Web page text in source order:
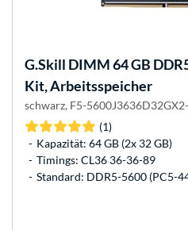
G.Skill DIMM 64 GB
Kit, Arbeitsspeicher
schwarz, F5-
(1)
Kapazität: 64 GB (2x 32 GB)
Timings: CL36 36-36-89
Standard: DDR5-5600 (PC5-